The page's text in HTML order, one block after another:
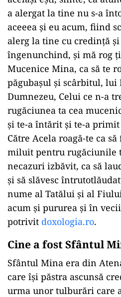
a alergat la tine nu s-a
aceeea și eu acum, fiind
alerg la tine cu credință
îngenunchind, și mă rog
Mucenice Mina, ca să te
păgubașul și scârbitul,
Dumnezeu, Celui ce n-a
rugăciunea ta cea
și te-a întărit și te-a
Către Acela roagă-te ca
miluit pentru rugăciunile
necazuri izbăvit, ca să
și să slăvesc
nume al Tatălui și al
acum și pururea și în
potrivit doxologia.ro.
Cine a fost Sfântul
Sfântul Mina era din
care îşi păstra ascunsă
urma unor tulburări care